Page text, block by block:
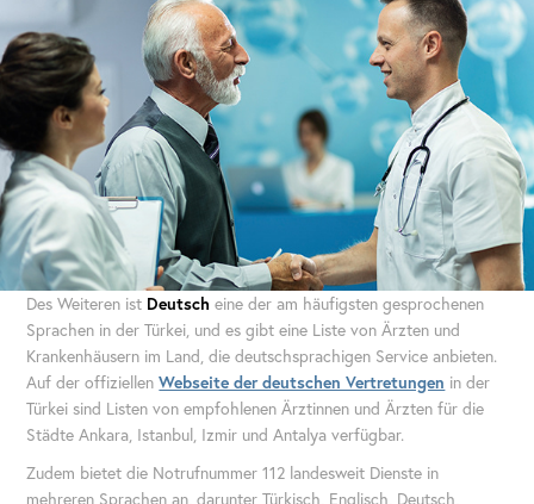
Des Weiteren ist Deutsch eine der am häufigsten gesprochenen
Sprachen in der Türkei, und es gibt eine Liste von Ärzten und
Krankenhäusern im Land, die deutschsprachigen Service anbieten.
Auf der offiziellenWebseite der deutschen Vertretungen in der
Türkei sind Listen von empfohlenen Ärztinnen und Ärzten für die
Städte Ankara, Istanbul, Izmir und Antalya verfügbar.
Zudem bietet die Notrufnummer 112 landesweit Dienste in
mehreren Sprachen an, darunter Türkisch, Englisch, Deutsch,